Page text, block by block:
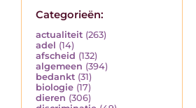
Categorieën:
actualiteit (263)
adel (14)
afscheid (132)
algemeen (394)
bedankt (31)
biologie (17)
dieren (306)